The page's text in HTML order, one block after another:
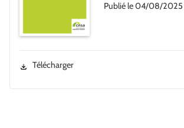
Publié le04/08/2025
Télécharger